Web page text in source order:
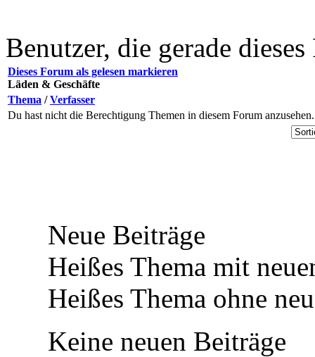
Benutzer, die gerade
Dieses Forum als gelesen markieren
Läden & Geschäfte
Thema /Verfasser
Du hast nicht die Berechtigung Themen in diesem Forum anzusehen.
Neue Beiträge
Heißes Thema mit
Heißes Thema ohne
Keine neuen Beiträge